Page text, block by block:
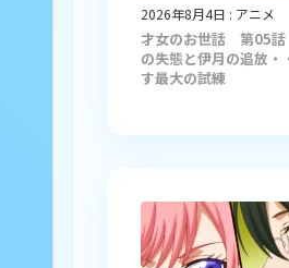
2026年8月4日 : アニメ
才女のお世話 第05
の失態と伊月の追放
す最大の試練